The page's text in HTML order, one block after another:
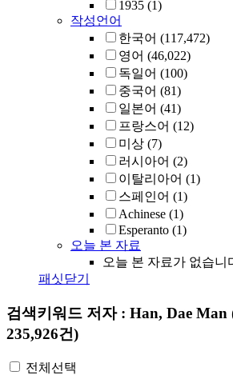
1935 (1)
작성언어
한국어 (117,472)
영어 (46,022)
독일어 (100)
중국어 (81)
일본어 (41)
프랑스어 (12)
미상 (7)
러시아어 (2)
이탈리아어 (1)
스페인어 (1)
Achinese (1)
Esperanto (1)
오늘 본 자료
오늘 본 자료가 없습니
패싯닫기
검색키워드 저자 : Han, Dae Man
235,926건)
전체선택